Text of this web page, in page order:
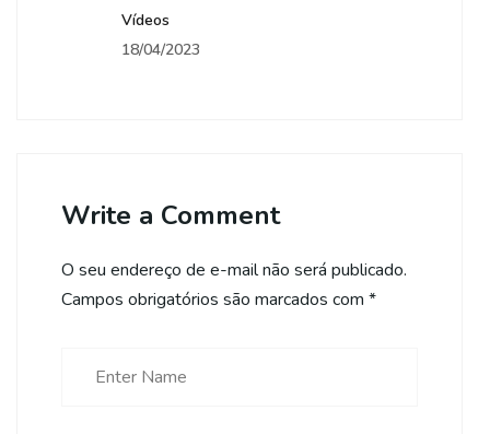
Vídeos
18/04/2023
Write a Comment
O seu endereço de e-mail não será publicado.
Campos obrigatórios são marcados com *